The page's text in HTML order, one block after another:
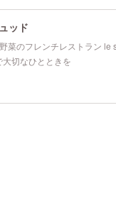
ッド
菜のフレンチレストラン
切なひとときを